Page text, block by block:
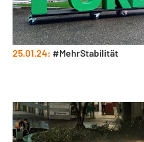
25.01.24: #MehrStabilität